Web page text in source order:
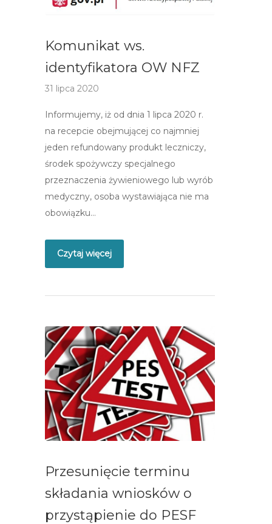
Komunikat ws.
identyfikatora OW NFZ
31 lipca 2020
Informujemy, iż od dnia 1 lipca 2020 r.
na recepcie obejmującej co najmniej
jeden refundowany produkt leczniczy,
środek spożywczy specjalnego
przeznaczenia żywieniowego lub wyrób
medyczny, osoba wystawiająca nie ma
obowiązku…
Czytaj więcej
Przesunięcie terminu
składania wniosków o
przystąpienie do PESF